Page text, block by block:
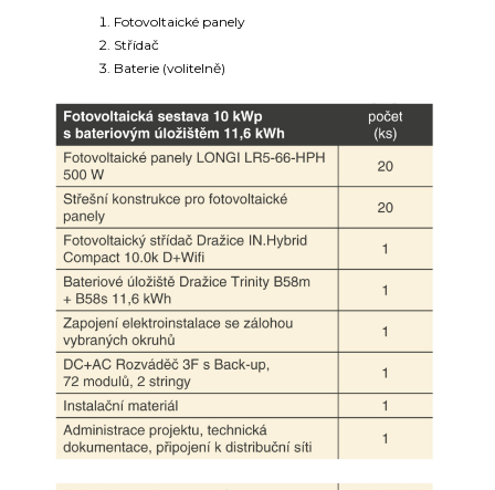
Fotovoltaické panely
Střídač
Baterie (volitelně)